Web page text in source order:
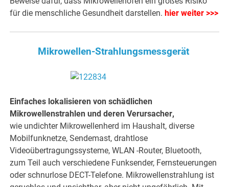
für die menschliche Gesundheit darstellen.hier weiter >>>
Mikrowellen-Strahlungsmessgerät
Einfaches lokalisieren von schädlichen
Mikrowellenstrahlen und deren Verursacher,
wie undichter Mikrowellenherd im Haushalt, diverse
Mobilfunknetze, Sendemast, drahtlose
Videoübertragungssysteme, WLAN -Router, Bluetooth,
zum Teil auch verschiedene Funksender, Fernsteuerungen
oder schnurlose DECT-Telefone. Mikrowellenstrahlung ist